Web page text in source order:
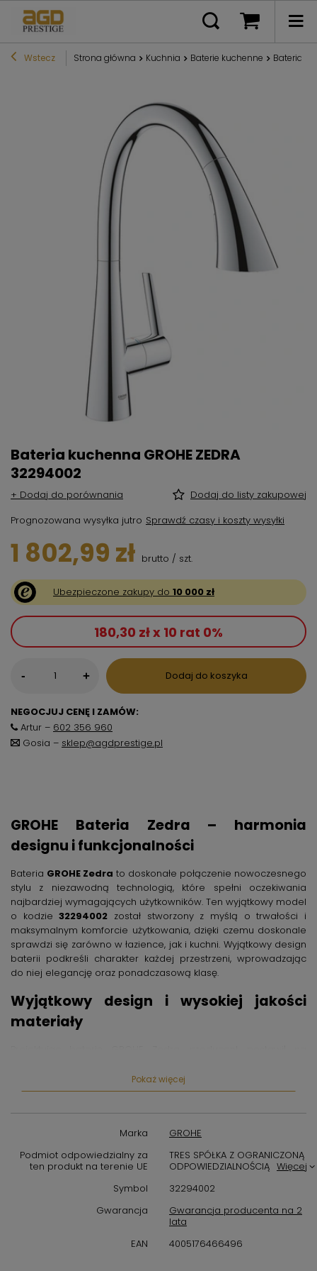
Wstecz Strona główna Kuchnia Baterie kuchenne Bateria
Bateria kuchenna GROHE ZEDRA
32294002
+ Dodaj do porównania
Dodaj do listy zakupowej
Prognozowana wysyłka jutro Sprawdź czasy i koszty wysyłki
1 802,99 zł brutto / szt.
Ubezpieczone zakupy do 10 000 zł
180,30 zł x 10 rat 0%
- + Dodaj do koszyka
NEGOCJUJ CENĘ I ZAMÓW:
Artur – 602 356 960
Gosia – sklep@agdprestige.pl
GROHE Bateria Zedra – harmonia
designu i funkcjonalności
Bateria GROHE Zedra to doskonałe połączenie nowoczesnego
stylu z niezawodną technologią, które spełni oczekiwania
najbardziej wymagających użytkowników. Ten wyjątkowy model
o kodzie32294002 został stworzony z myślą o trwałości i
maksymalnym komforcie użytkowania, dzięki czemu doskonale
sprawdzi się zarówno w łazience, jak i kuchni. Wyjątkowy design
baterii podkreśli charakter każdej przestrzeni, wprowadzając
do niej elegancję oraz ponadczasową klasę.
Wyjątkowy design i wysokiej jakości
materiały
Smukła sylwetka i delikatne linie sprawiają, że bateria łatwo
wpisuje się w różne style aranżacji wnętrz – od nowoczesnych
mechaniczne, co przekłada się na długotrwałe użytkowanie
Nowoczesna technologia dla
maksymalnej funkcjonalności
Bateria Zedra została wyposażona w innowacyjne rozwiązania,
które zwiększają wygodę korzystania na co dzień. Ceramiczna
Pokaż więcej
Marka
GROHE
Podmiot odpowiedzialny za
ten produkt na terenie UE
TRES SPÓŁKA Z OGRANICZONĄ
ODPOWIEDZIALNOŚCIĄ Więcej
Symbol
32294002
Gwarancja
Gwarancja producenta na 2
lata
EAN
4005176466496